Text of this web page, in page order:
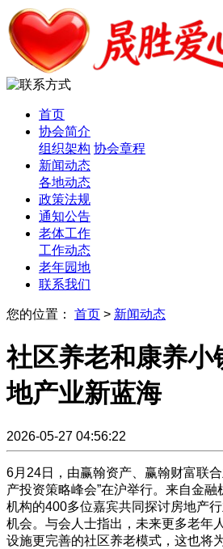
首页
协会简介
组织架构 协会章程
新闻动态
各地动态
政策法规
通知公告
老体工作
工作动态
老年园地
联系我们
您的位置： 首页 > 新闻动态
社区养老和康养小
地产业新蓝海
2026-05-27 04:56:22
6月24日，由赢翰资产、赢翰财富联
产投资策略峰会”在沪举行。来自金
机构的400多位嘉宾共同探讨房地产
机会。与会人士指出，未来更多老年
设施更完善的社区养老模式，这也将